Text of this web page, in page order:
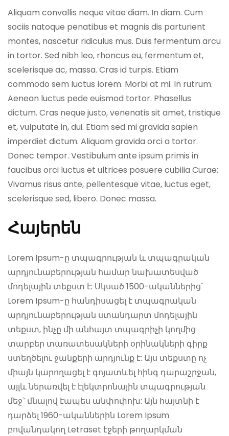
Aliquam convallis neque vitae diam. In diam. Cum
sociis natoque penatibus et magnis dis parturient
montes, nascetur ridiculus mus. Duis fermentum arcu
in tortor. Sed nibh leo, rhoncus eu, fermentum et,
scelerisque ac, massa. Cras id turpis. Etiam
commodo sem luctus lorem. Morbi at mi. In rutrum.
Aenean luctus pede euismod tortor. Phasellus
dictum. Cras neque justo, venenatis sit amet, tristique
et, vulputate in, dui. Etiam sed mi gravida sapien
imperdiet dictum. Aliquam gravida orci a tortor.
Donec tempor. Vestibulum ante ipsum primis in
faucibus orci luctus et ultrices posuere cubilia Curae;
Vivamus risus ante, pellentesque vitae, luctus eget,
scelerisque sed, libero. Donec massa.
Հայերեն
Lorem Ipsum-ը տպագրության և տպագրական
արդյունաբերության համար նախատեսված
մոդելային տեքստ է: Սկսած 1500-ականներից`
Lorem Ipsum-ը հանդիսացել է տպագրական
արդյունաբերության ստանդարտ մոդելային
տեքստ, ինչը մի անհայտ տպագրիչի կողմից
տարբեր տառատեսակների օրինակների գիրք
ստեղծելու ջանքերի արդյունք է: Այս տեքստը ոչ
միայն կարողացել է գոյատևել հինգ դարաշրջան,
այլև ներառվել է էլեկտրոնային տպագրության
մեջ` մնալով էապես անփոփոխ: Այն հայտնի է
դարձել 1960-ականներին Lorem Ipsum
բովանդակող Letraset էջերի թողարկման